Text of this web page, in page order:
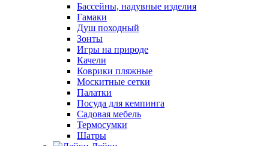
Бассейны, надувные изделия
Гамаки
Душ походный
Зонты
Игры на природе
Качели
Коврики пляжные
Москитные сетки
Палатки
Посуда для кемпинга
Садовая мебель
Термосумки
Шатры